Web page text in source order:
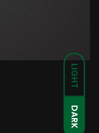
LIGHT
DARK